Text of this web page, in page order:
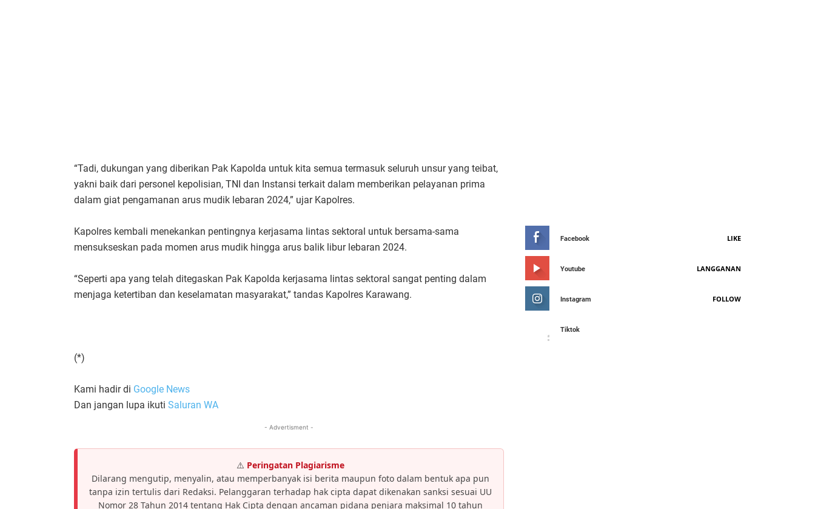
“Tadi, dukungan yang diberikan Pak Kapolda untuk kita semua termasuk seluruh unsur yang teibat,
yakni baik dari personel kepolisian, TNI dan Instansi terkait dalam memberikan pelayanan prima
dalam giat pengamanan arus mudik lebaran 2024,” ujar Kapolres.
Kapolres kembali menekankan pentingnya kerjasama lintas sektoral untuk bersama-sama
mensukseskan pada momen arus mudik hingga arus balik libur lebaran 2024.
“Seperti apa yang telah ditegaskan Pak Kapolda kerjasama lintas sektoral sangat penting dalam
menjaga ketertiban dan keselamatan masyarakat,” tandas Kapolres Karawang.
(*)
Kami hadir di Google News
Dan jangan lupa ikuti Saluran WA
- Advertisment -
⚠️ Peringatan Plagiarisme
Dilarang mengutip, menyalin, atau memperbanyak isi berita maupun foto dalam bentuk apa pun
tanpa izin tertulis dari Redaksi. Pelanggaran terhadap hak cipta dapat dikenakan sanksi sesuai UU
Nomor 28 Tahun 2014 tentang Hak Cipta dengan ancaman pidana penjara maksimal 10 tahun
Facebook LIKE
Youtube LANGGANAN
Instagram FOLLOW
Tiktok